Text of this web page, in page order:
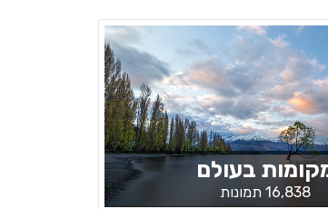
בעולם
16,838 תמונות